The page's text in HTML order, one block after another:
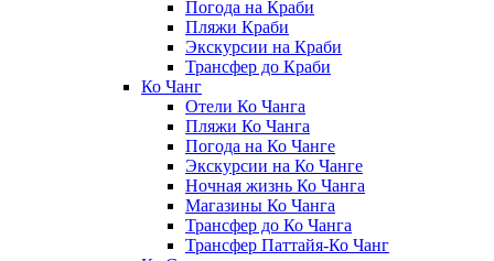
Погода на Краби
Пляжи Краби
Экскурсии на Краби
Трансфер до Краби
Ко Чанг
Отели Ко Чанга
Пляжи Ко Чанга
Погода на Ко Чанге
Экскурсии на Ко Чанге
Ночная жизнь Ко Чанга
Магазины Ко Чанга
Трансфер до Ко Чанга
Трансфер Паттайя-Ко Чанг